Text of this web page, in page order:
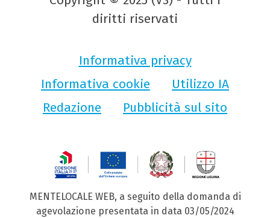
diritti riservati
Informativa privacy
Informativa cookie
Utilizzo IA
Redazione
Pubblicità sul sito
MENTELOCALE WEB, a seguito della domanda di
agevolazione presentata in data 03/05/2024